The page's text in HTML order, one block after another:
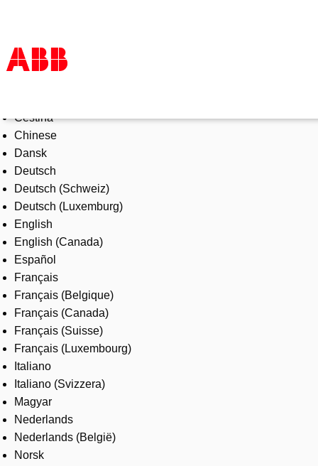
Products & Solutions
Industries
Services
About us
Where to buy
Contact us
Careers
Čeština
Chinese
Dansk
Deutsch
Deutsch (Schweiz)
Deutsch (Luxemburg)
English
English (Canada)
Español
Français
Français (Belgique)
Français (Canada)
Français (Suisse)
Français (Luxembourg)
Italiano
Italiano (Svizzera)
Magyar
Nederlands
Nederlands (België)
Norsk